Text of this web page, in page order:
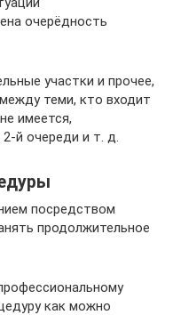
очерёдность
участки и прочее,
теми, кто входит
имеется,
й очереди и т. д.
посредством
продолжительное
как можно